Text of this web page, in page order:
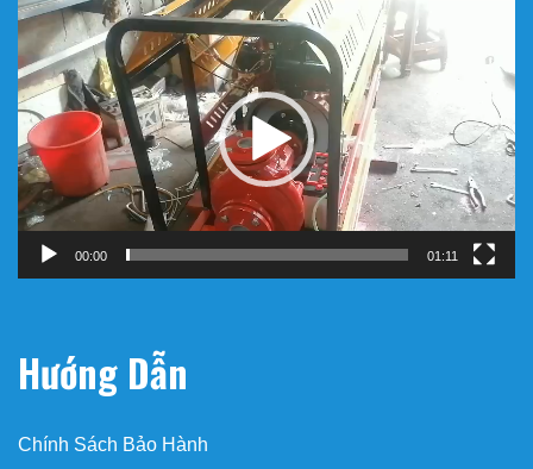
Trình
chơi
Video
00:00 01:11
Hướng Dẫn
Chính Sách Bảo Hành